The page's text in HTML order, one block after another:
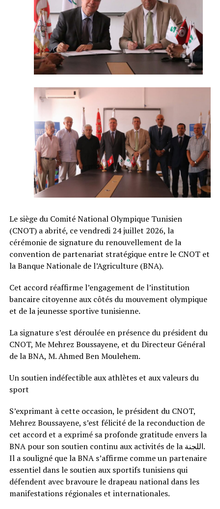
Le siège du Comité National Olympique Tunisien
(CNOT) a abrité, ce vendredi 24 juillet 2026, la
cérémonie de signature du renouvellement de la
convention de partenariat stratégique entre le CNOT et
la Banque Nationale de l’Agriculture (BNA).
Cet accord réaffirme l’engagement de l’institution
bancaire citoyenne aux côtés du mouvement olympique
et de la jeunesse sportive tunisienne.
La signature s’est déroulée en présence du président du
CNOT, Me Mehrez Boussayene, et du Directeur Général
de la BNA, M. Ahmed Ben Moulehem.
Un soutien indéfectible aux athlètes et aux valeurs du
sport
S’exprimant à cette occasion, le président du CNOT,
Mehrez Boussayene, s’est félicité de la reconduction de
cet accord et a exprimé sa profonde gratitude envers la
BNA pour son soutien continu aux activités de la اللجنة.
Il a souligné que la BNA s’affirme comme un partenaire
essentiel dans le soutien aux sportifs tunisiens qui
défendent avec bravoure le drapeau national dans les
manifestations régionales et internationales.